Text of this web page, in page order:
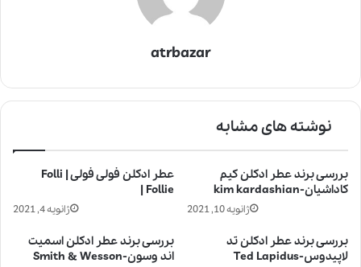
atrbazar
نوشته های مشابه
عطر ادکلن فولی فولی | Folli
Follie |
ژانویه 4, 2021
بررسی برند عطر ادکلن کیم
کاداشیان-kim kardashian
ژانویه 10, 2021
بررسی برند عطر ادکلن اسمیت
اند وسون-Smith & Wesson
بررسی برند عطر ادکلن تد
لاپیدوس-Ted Lapidus